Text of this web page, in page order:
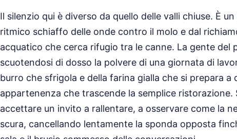
Il silenzio qui è diverso da quello delle valli chiuse. È
ritmico schiaffo delle onde contro il molo e dal
acquatico che cerca rifugio tra le canne. La gente del
scuotendosi di dosso la polvere di una giornata di
burro che sfrigola e della farina gialla che si prepara a
appartenenza che trascende la semplice ristorazione.
accettare un invito a rallentare, a osservare come la
scura, cancellando lentamente la sponda opposta